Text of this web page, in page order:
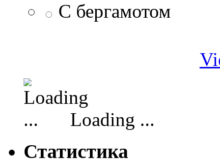
С бергамотом
Loading ...
Статистика